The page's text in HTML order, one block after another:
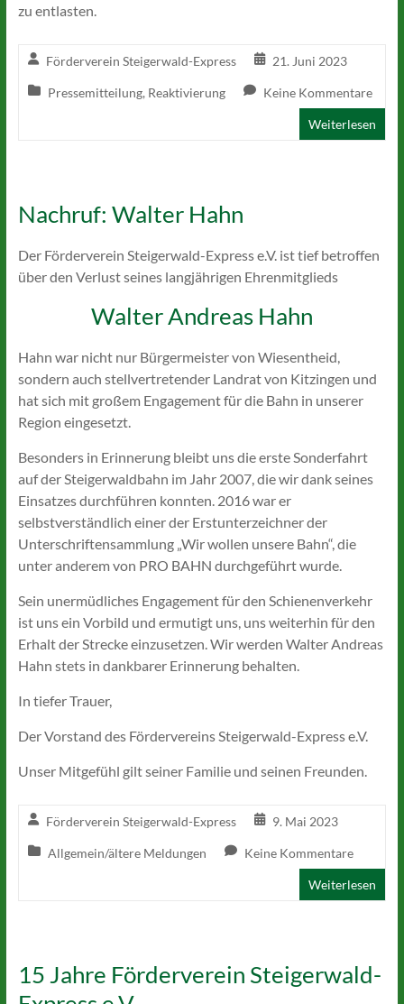
zu entlasten.
Förderverein Steigerwald-Express 21. Juni 2023
Pressemitteilung, Reaktivierung Keine Kommentare
Weiterlesen
Nachruf: Walter Hahn
Der Förderverein Steigerwald-Express e.V. ist tief betroffen
über den Verlust seines langjährigen Ehrenmitglieds
Walter Andreas Hahn
Hahn war nicht nur Bürgermeister von Wiesentheid,
sondern auch stellvertretender Landrat von Kitzingen und
hat sich mit großem Engagement für die Bahn in unserer
Region eingesetzt.
Besonders in Erinnerung bleibt uns die erste Sonderfahrt
auf der Steigerwaldbahn im Jahr 2007, die wir dank seines
Einsatzes durchführen konnten. 2016 war er
selbstverständlich einer der Erstunterzeichner der
Unterschriftensammlung „Wir wollen unsere Bahn“, die
unter anderem von PRO BAHN durchgeführt wurde.
Sein unermüdliches Engagement für den Schienenverkehr
ist uns ein Vorbild und ermutigt uns, uns weiterhin für den
Erhalt der Strecke einzusetzen. Wir werden Walter Andreas
Hahn stets in dankbarer Erinnerung behalten.
In tiefer Trauer,
Der Vorstand des Fördervereins Steigerwald-Express e.V.
Unser Mitgefühl gilt seiner Familie und seinen Freunden.
Förderverein Steigerwald-Express 9. Mai 2023
Allgemein/ältere Meldungen Keine Kommentare
Weiterlesen
15 Jahre Förderverein Steigerwald-